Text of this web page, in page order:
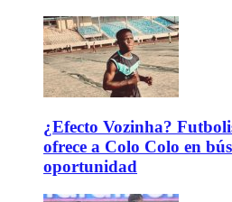
¿Efecto Vozinha?
ofrece a Colo Colo en
oportunidad